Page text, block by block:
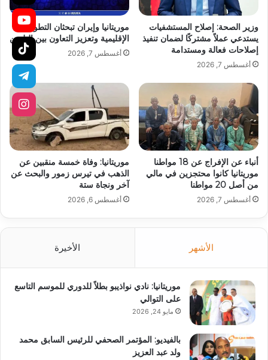
وزير الصحة: إصلاح المستشفيات
يستدعي عملاً مشتركًا لضمان تنفيذ
إصلاحات فعالة ومستدامة
أغسطس 7, 2026
موريتانيا وإيران تبحثان التطورات
الإقليمية وتعزيز التعاون بين البلدين
أغسطس 7, 2026
أنباء عن الإفراج عن 18 مواطنا
موريتانيا كانوا محتجزين في مالي
من أصل 20 مواطنا
أغسطس 7, 2026
موريتانيا: وفاة خمسة منقبين عن
الذهب في تيرس زمور والبحث عن
آخر ونجاة ستة
أغسطس 6, 2026
الأشهر الأخيرة
موريتانيا: نادي نواذيبو بطلاً للدوري للموسم التاسع
على التوالي
مايو 24, 2026
بالفيديو: المؤتمر الصحفي للرئيس السابق محمد
ولد عبد العزيز